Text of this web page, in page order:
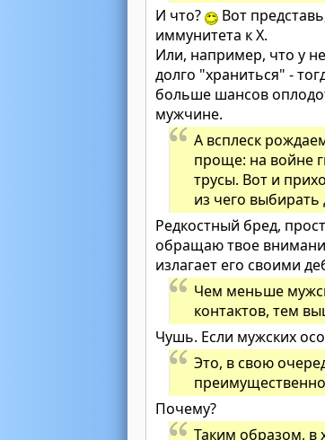
И что?
Вот
иммунитета к X.
Или, например, что у
долго "храниться" -
больше шансов
мужчине.
А всплеск
проще: на войне
трусы. Вот и
из чего
Редкостный бред,
обращаю твое
излагает его своими
Чем меньше
контактов, тем
Чушь. Если мужских
Это, в свою
Почему?
Таким образом, в